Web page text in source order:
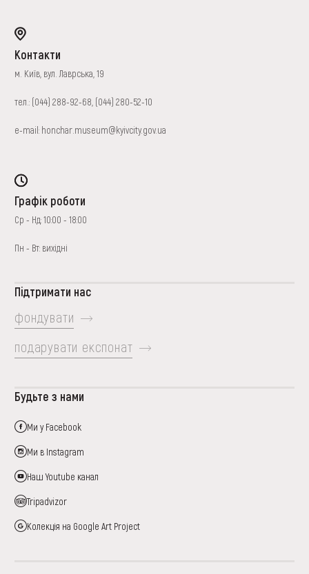
Контакти
м. Київ, вул. Лаврська, 19
тел.: (044) 288-92-68 (044) 280-52-10
e-mail: honchar.museum@kyivcity.gov.ua
Графік роботи
Ср - Нд: 10:00 - 18:00
Пн - Вт: вихідні
Підтримати нас
фондувати
подарувати експонат
Будьте з нами
Ми у Facebook
Ми в Instagram
Наш Youtube канал
Tripadvizor
Колекція на Google Art Project